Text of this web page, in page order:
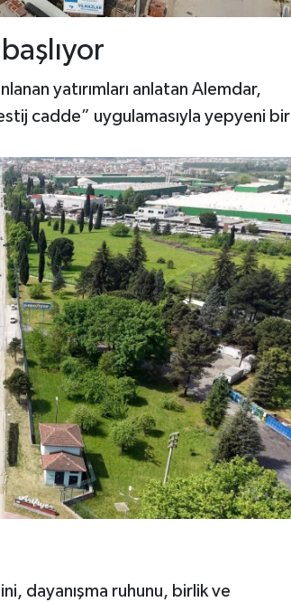
yatırımları anlatan Alemdar,
cadde” uygulamasıyla yepyeni bir
dayanışma ruhunu, birlik ve